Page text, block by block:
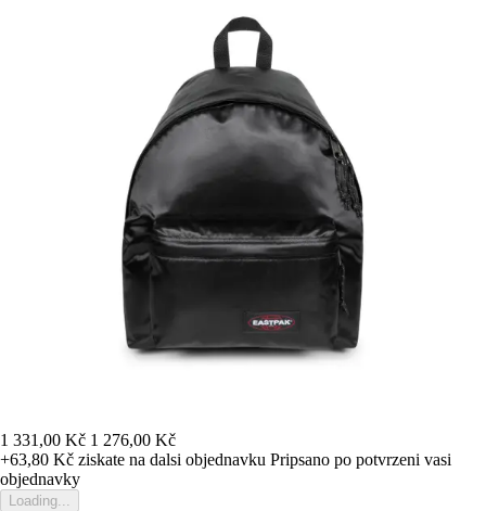
1 331,00 Kč 1 276,00 Kč
+63,80 Kč ziskate na dalsi objednavku Pripsano po potvrzeni vasi
objednavky
Loading...